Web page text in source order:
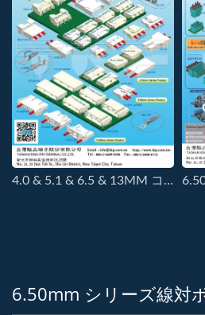
4.0 & 5.1 & 6.5 & 13MM コネクタ
6.50mm シリーズ線対